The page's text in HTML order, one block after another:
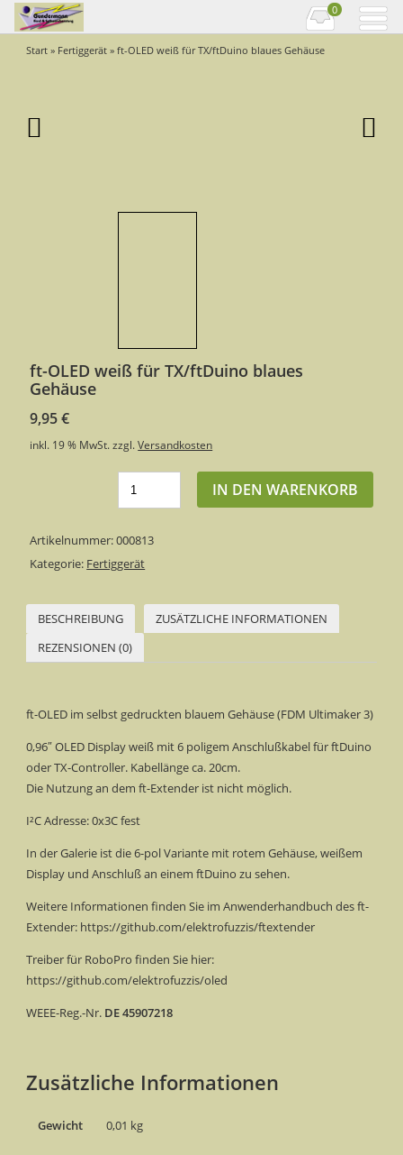
0
Start » Fertiggerät » ft-OLED weiß für TX/ftDuino blaues Gehäuse
ft-OLED weiß für TX/ftDuino blaues
Gehäuse
9,95€
inkl. 19 % MwSt. zzgl.Versandkosten
IN DEN WARENKORB
Artikelnummer:000813
Kategorie: Fertiggerät
BESCHREIBUNG
ZUSÄTZLICHE INFORMATIONEN
REZENSIONEN (0)
ft-OLED im selbst gedruckten blauem Gehäuse (FDM Ultimaker 3)
0,96″ OLED Display weiß mit 6 poligem Anschlußkabel für ftDuino
oder TX-Controller. Kabellänge ca. 20cm.
Die Nutzung an dem ft-Extender ist nicht möglich.
I²C Adresse: 0x3C fest
In der Galerie ist die 6-pol Variante mit rotem Gehäuse, weißem
Display und Anschluß an einem ftDuino zu sehen.
Weitere Informationen finden Sie im Anwenderhandbuch des ft-
Extender: https://github.com/elektrofuzzis/ftextender
Treiber für RoboPro finden Sie hier:
https://github.com/elektrofuzzis/oled
WEEE-Reg.-Nr. DE 45907218
Zusätzliche Informationen
Gewicht 0,01 kg